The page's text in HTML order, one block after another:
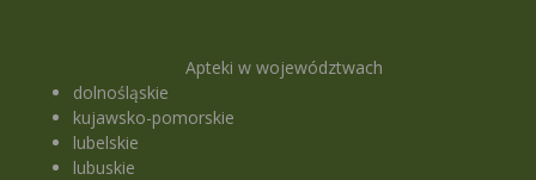
Apteki w województwach
dolnośląskie
kujawsko-pomorskie
lubelskie
lubuskie